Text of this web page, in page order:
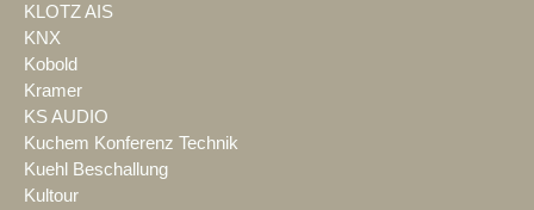
KLOTZ AIS
KNX
Kobold
Kramer
KS AUDIO
Kuchem Konferenz Technik
Kuehl Beschallung
Kultour